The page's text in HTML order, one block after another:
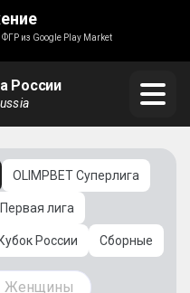
из Google Play Market
России
OLIMPBET Суперлига
Первая лига
Кубок России Сборные
Женщины